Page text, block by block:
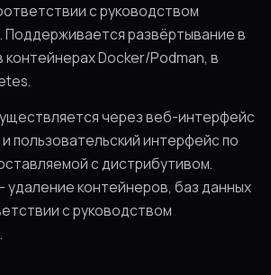
с руководством
Поддерживается развёртывание в
контейнерах Docker/Podman, в
через веб-интерфейс
пользовательский интерфейс по
с дистрибутивом.
удаление контейнеров, баз данных
с руководством